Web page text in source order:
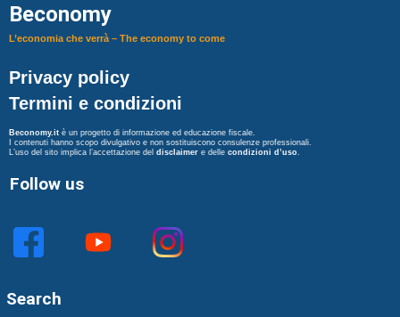
Beconomy
L’economia che verrà – The economy to come
Privacy policy
Termini e condizioni
Beconomy.it è un progetto di informazione ed educazione fiscale.
I contenuti hanno scopo divulgativo e non sostituiscono consulenze professionali.
L’uso del sito implica l’accettazione del disclaimer e delle condizioni d’uso
Follow us
Search